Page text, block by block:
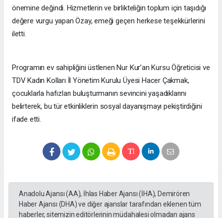
önemine değindi. Hizmetlerin ve birlikteliğin toplum için taşıdığı
değere vurgu yapan Özay, emeği geçen herkese teşekkürlerini
iletti.
Programın ev sahipliğini üstlenen Nur Kur’an Kursu Öğreticisi ve
TDV Kadın Kolları İl Yönetim Kurulu Üyesi Hacer Çakmak,
çocuklarla hafızları buluşturmanın sevincini yaşadıklarını
belirterek, bu tür etkinliklerin sosyal dayanışmayı pekiştirdiğini
ifade etti.
Anadolu Ajansı (AA), İhlas Haber Ajansı (İHA), Demirören
Haber Ajansı (DHA) ve diğer ajanslar tarafından eklenen tüm
haberler, sitemizin editörlerinin müdahalesi olmadan ajans